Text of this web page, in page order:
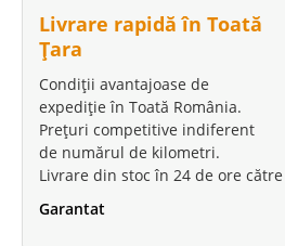
Livrare rapidă în Toată
Țara
Condiții avantajoase de
expediție în Toată România.
Prețuri competitive indiferent
de numărul de kilometri.
Livrare din stoc în 24 de ore
Garantat